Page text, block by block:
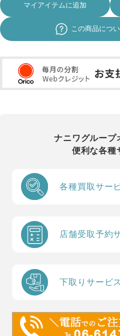
マイアイテムに追加
この商品につ
ナニワグループ
便利な各種
各種買取サー
店舗受取予約
下取りサービス